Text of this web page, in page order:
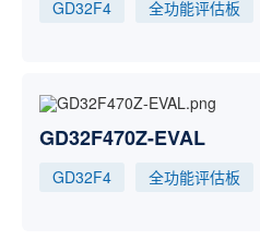
GD32F4 全功能评估板
GD32F470Z-EVAL
GD32F4 全功能评估板